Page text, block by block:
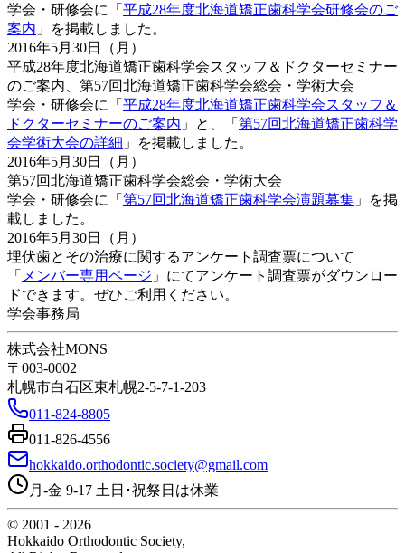
学会・研修会に「 平成28年度北海道矯正歯科学会研修会のご
案内 」を掲載しました。
2016年5月30日（月）
平成28年度北海道矯正歯科学会スタッフ＆ドクターセミナー
のご案内、第57回北海道矯正歯科学会総会・学術大会
学会・研修会に「 平成28年度北海道矯正歯科学会スタッフ＆
ドクターセミナーのご案内 」と、「 第57回北海道矯正歯科学
会学術大会の詳細 」を掲載しました。
2016年5月30日（月）
第57回北海道矯正歯科学会総会・学術大会
学会・研修会に「 第57回北海道矯正歯科学会演題募集 」を掲
載しました。
2016年5月30日（月）
埋伏歯とその治療に関するアンケート調査票について
「 メンバー専用ページ 」にてアンケート調査票がダウンロー
ドできます。ぜひご利用ください。
学会事務局
株式会社MONS
〒003-0002
札幌市白石区東札幌2-5-7-1-203
011-824-8805
011-826-4556
hokkaido.orthodontic.society@gmail.com
月-金 9-17 土日･祝祭日は休業
© 2001 - 2026
Hokkaido Orthodontic Society,